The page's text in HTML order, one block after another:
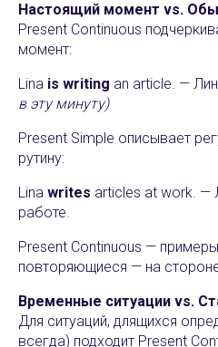
Настоящий момент vs.
Present Continuous
момент:
Lina is writing an article. —
в эту минуту)
Present Simple описывает
рутину:
Lina writes articles at work. —
работе.
Present Continuous —
повторяющиеся — на
Временные ситуации vs.
Для ситуаций, длящихся
всегда) подходит Present